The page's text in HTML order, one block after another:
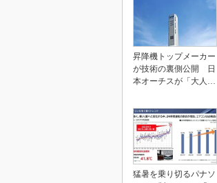
昇降機トップメーカー
が技術の裏側公開 日
本オーチスが「大人の
猛暑を乗り切るパナソ